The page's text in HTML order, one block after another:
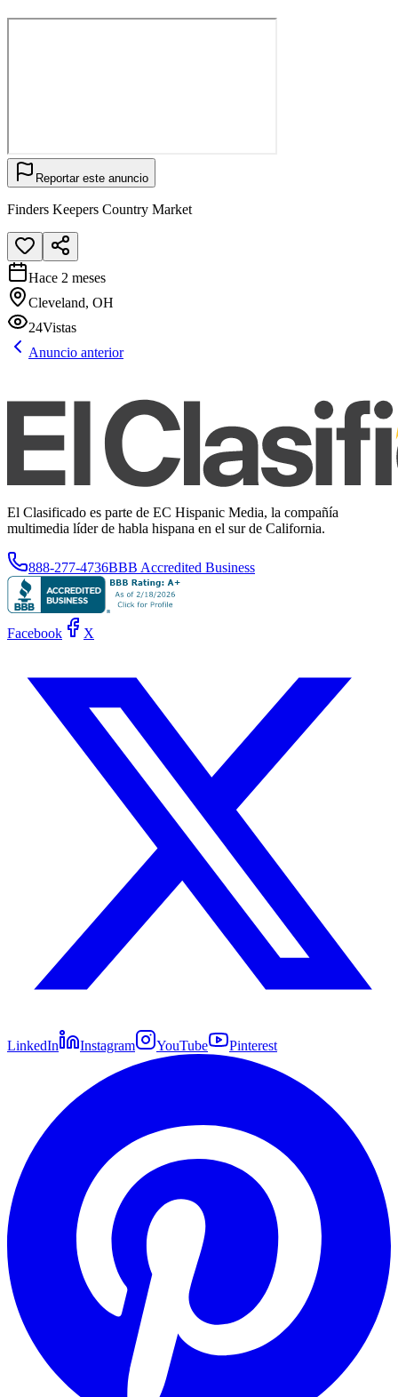
Reportar este anuncio
Finders Keepers Country Market
Hace 2 meses
Cleveland, OH
24Vistas
Anuncio anterior
El Clasificado es parte de EC Hispanic Media, la compañía
multimedia líder de habla hispana en el sur de California.
888-277-4736BBB Accredited Business
Facebook X
LinkedIn Instagram YouTube Pinterest